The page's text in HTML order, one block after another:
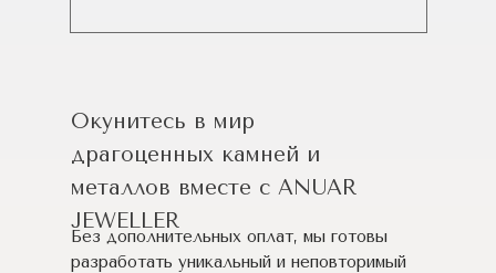
Окунитесь в мир
драгоценных камней и
металлов вместе с ANUAR
JEWELLER
Без дополнительных оплат, мы готовы
разработать уникальный и неповторимый